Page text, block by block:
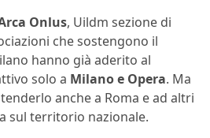
Onlus, Uildm sezione di
che sostengono il
hanno già aderito al
solo a Milano e Opera. Ma
anche a Roma e ad altri
sul territorio nazionale.